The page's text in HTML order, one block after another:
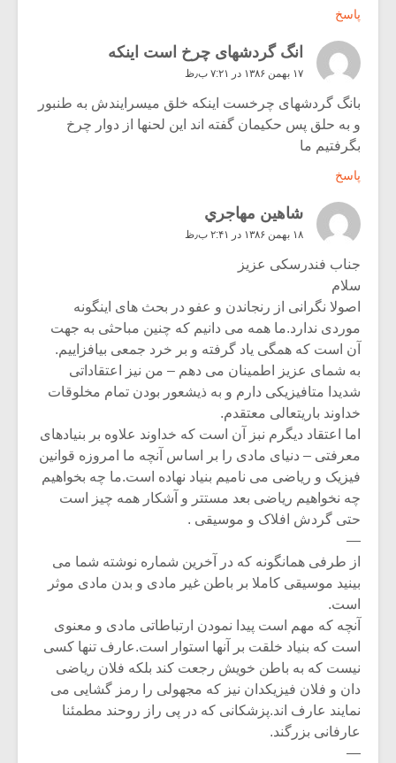
پاسخ
انگ گردشهای چرخ است اینکه
۱۷ بهمن ۱۳۸۶ در ۷:۲۱ ب٫ظ
بانگ گردشهای چرخست اینکه خلق میسرایندش به طنبور
و به حلق پس حکیمان گفته اند این لحنها از دوار چرخ
بگرفتیم ما
پاسخ
شاهين مهاجري
۱۸ بهمن ۱۳۸۶ در ۲:۴۱ ب٫ظ
جناب فندرسکی عزیز
سلام
اصولا نگرانی از رنجاندن و عفو در بحث های اینگونه
موردی ندارد.ما همه می دانیم که چنین مباحثی به جهت
آن است که همگی یاد گرفته و بر خرد جمعی بیافزاییم.
به شمای عزیز اطمینان می دهم – من نیز اعتقاداتی
شدیدا متافیزیکی دارم و به ذیشعور بودن تمام مخلوقات
خداوند باریتعالی معتقدم.
اما اعتقاد دیگرم نبز آن است که خداوند علاوه بر بنیادهای
معرفتی – دنیای مادی را بر اساس آنچه ما امروزه قوانین
فیزیک و ریاضی می نامیم بنیاد نهاده است.ما چه بخواهیم
چه نخواهیم ریاضی بعد مستتر و آشکار همه چیز است
حتی گردش افلاک و موسیقی .
—
از طرفی همانگونه که در آخرین شماره نوشته شما می
بینید موسیقی کاملا بر باطن غیر مادی و بدن مادی موثر
است.
آنچه که مهم است پیدا نمودن ارتباطاتی مادی و معنوی
است که بنیاد خلقت بر آنها استوار است.عارف تنها کسی
نیست که به باطن خویش رجعت کند بلکه فلان ریاضی
دان و فلان فیزیکدان نیز که مجهولی را رمز گشایی می
نمایند عارف اند.پزشکانی که در پی راز روحند مطمئنا
عارفانی بزرگند.
—